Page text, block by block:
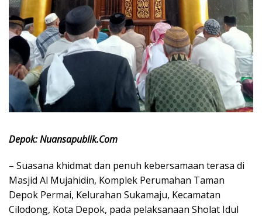
Depok: Nuansapublik.Com
– Suasana khidmat dan penuh kebersamaan terasa di
Masjid Al Mujahidin, Komplek Perumahan Taman
Depok Permai, Kelurahan Sukamaju, Kecamatan
Cilodong, Kota Depok, pada pelaksanaan Sholat Idul